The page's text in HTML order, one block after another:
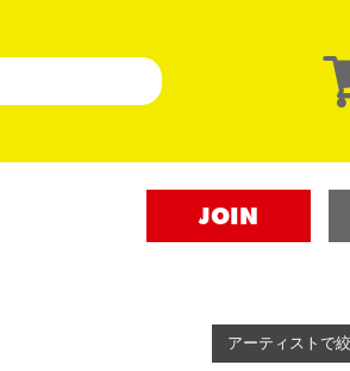
JOIN
アーティストで